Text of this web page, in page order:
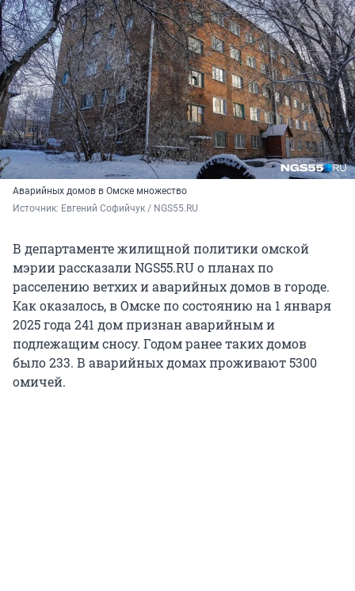
Аварийных домов в Омске множество
Источник: Евгений Софийчук / NGS55.RU
В департаменте жилищной политики омской
мэрии рассказали NGS55.RU о планах по
расселению ветхих и аварийных домов в городе.
Как оказалось, в Омске по состоянию на 1 января
2025 года 241 дом признан аварийным и
подлежащим сносу. Годом ранее таких домов
было 233. В аварийных домах проживают 5300
омичей.